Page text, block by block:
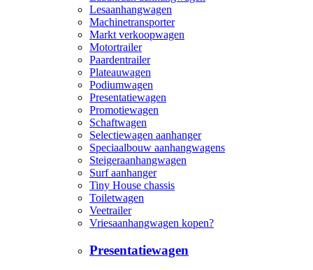
Lesaanhangwagen
Machinetransporter
Markt verkoopwagen
Motortrailer
Paardentrailer
Plateauwagen
Podiumwagen
Presentatiewagen
Promotiewagen
Schaftwagen
Selectiewagen aanhanger
Speciaalbouw aanhangwagens
Steigeraanhangwagen
Surf aanhanger
Tiny House chassis
Toiletwagen
Veetrailer
Vriesaanhangwagen kopen?
Presentatiewagen